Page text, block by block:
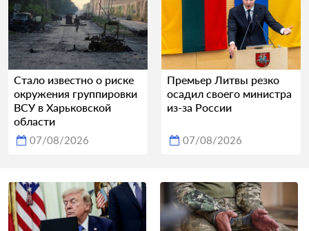
Стало известно о риске
окружения группировки
ВСУ в Харьковской
области
07/08/2026
Премьер Литвы резко
осадил своего министра
из-за России
07/08/2026